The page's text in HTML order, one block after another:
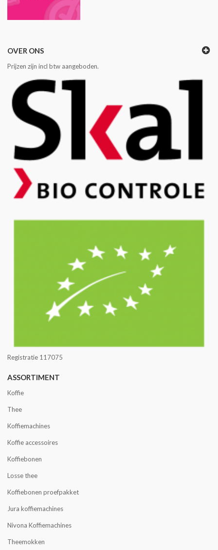
OVER ONS
Prijzen zijn incl btw aangeboden.
Registratie 117075
ASSORTIMENT
Koffie
Thee
Koffiemachines
Koffie accessoires
Koffiebonen
Losse thee
Koffiebonen proefpakket
Jura koffiemachines
Nivona Koffiemachines
Theemokken